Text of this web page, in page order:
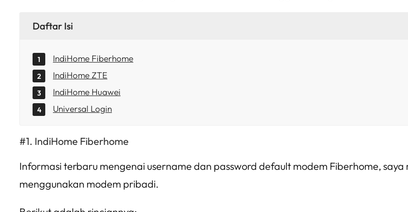
Daftar Isi
IndiHome Fiberhome
IndiHome ZTE
IndiHome Huawei
Universal Login
IndiHome Fiberhome
Informasi terbaru mengenai username dan password default modem Fiberhome,
menggunakan modem pribadi.